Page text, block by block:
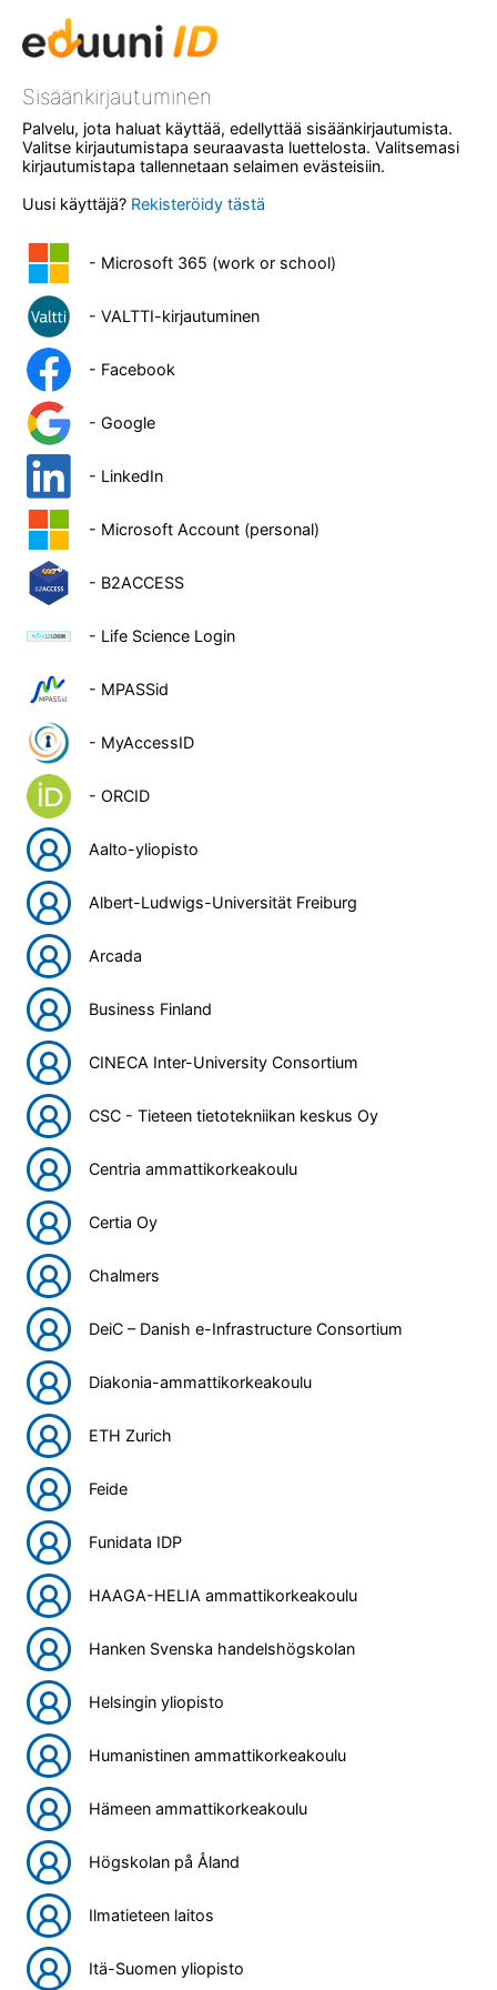
Sisäänkirjautuminen
Palvelu, jota haluat käyttää, edellyttää sisäänkirjautumista.
Valitse kirjautumistapa seuraavasta luettelosta. Valitsemasi
kirjautumistapa tallennetaan selaimen evästeisiin.
Uusi käyttäjä? Rekisteröidy tästä
- Microsoft 365 (work or school)
- VALTTI-kirjautuminen
- Facebook
- Google
- LinkedIn
- Microsoft Account (personal)
- B2ACCESS
- Life Science Login
- MPASSid
- MyAccessID
- ORCID
Aalto-yliopisto
Albert-Ludwigs-Universität Freiburg
Arcada
Business Finland
CINECA Inter-University Consortium
CSC - Tieteen tietotekniikan keskus Oy
Centria ammattikorkeakoulu
Certia Oy
Chalmers
DeiC – Danish e-Infrastructure Consortium
Diakonia-ammattikorkeakoulu
ETH Zurich
Feide
Funidata IDP
HAAGA-HELIA ammattikorkeakoulu
Hanken Svenska handelshögskolan
Helsingin yliopisto
Humanistinen ammattikorkeakoulu
Hämeen ammattikorkeakoulu
Högskolan på Åland
Ilmatieteen laitos
Itä-Suomen yliopisto